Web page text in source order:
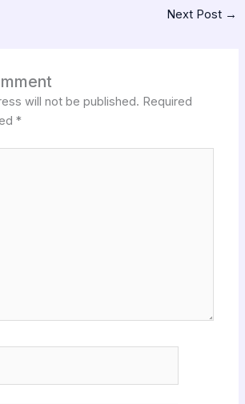
Next Post →
will not be published. Required
*